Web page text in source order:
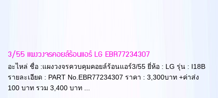
3/55 แผงวงจรคอยล์ร้อนแอร์ LG EBR77234307
อะไหล่ ชื่อ :แผงวงจรควบคุมคอยล์ร้อนแอร์3/55 ยี่ห้อ : LG รุ่น : I18B
รายละเอียด : PART No.EBR77234307 ราคา : 3,300บาท +ค่าส่ง
100 บาท รวม 3,400 บาท ...